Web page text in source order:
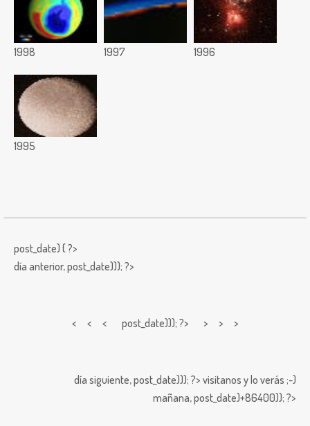
1998 1997 1996
1995
post_date) { ?>
día anterior,post_date))); ?>
< < < post_date))); ?> > > >
día siguiente,post_date))); ?> visitanos y lo verás ;-)
mañana,post_date)+86400)); ?>